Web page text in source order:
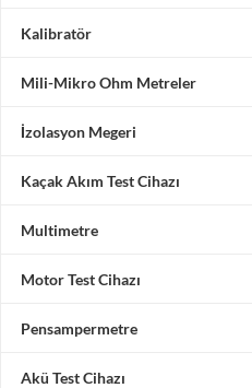
Kalibratör
Mili-Mikro Ohm Metreler
İzolasyon Megeri
Kaçak Akım Test Cihazı
Multimetre
Motor Test Cihazı
Pensampermetre
Akü Test Cihazı